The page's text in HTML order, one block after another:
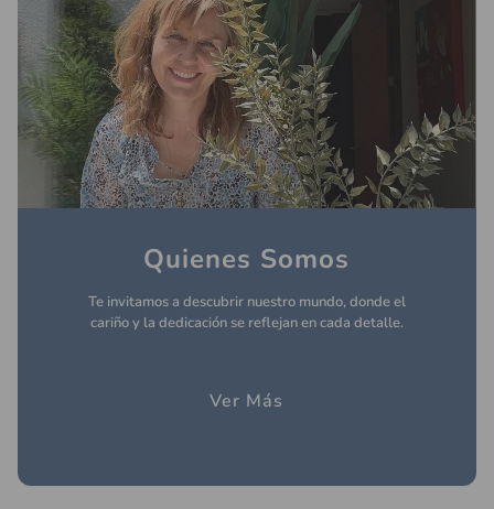
Quienes Somos
Te invitamos a descubrir nuestro mundo, donde el
cariño y la dedicación se reflejan en cada detalle.
Ver Más